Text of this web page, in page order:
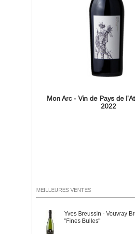
Mon Arc - Vin de Pays de
2022
MEILLEURES VENTES
Yves Breussin - Vouvray
"Fines Bulles"